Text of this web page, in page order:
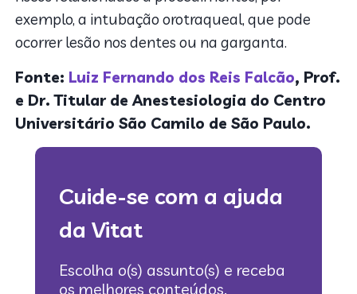
exemplo, a intubação orotraqueal, que pode
ocorrer lesão nos dentes ou na garganta.
Fonte: Luiz Fernando dos Reis Falcão, Prof.
e Dr. Titular de Anestesiologia do Centro
Universitário São Camilo de São Paulo.